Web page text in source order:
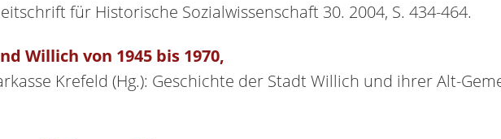
für Historische Sozialwissenschaft 30. 2004, S. 434-464.
Willich von 1945 bis 1970,
Krefeld (Hg.): Geschichte der Stadt Willich und ihrer Alt-